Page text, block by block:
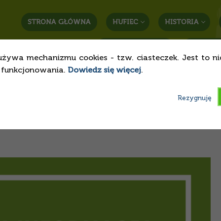
mechanizmu cookies - tzw. ciasteczek. Jest to
funkcjonowania. Dowiedz się więcej.
Rezygnuję
STRONA GŁÓWNA HUFIEC HISTORIA
konto